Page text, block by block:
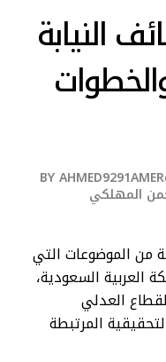
النيابة
BY
المهلكي
من الموضوعات التي
العربية السعودية،
العدلي
المرتبطة